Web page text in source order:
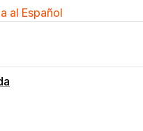
al Español